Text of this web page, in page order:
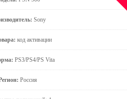
Sony
код активации
PS3/PS4/PS Vita
Россия